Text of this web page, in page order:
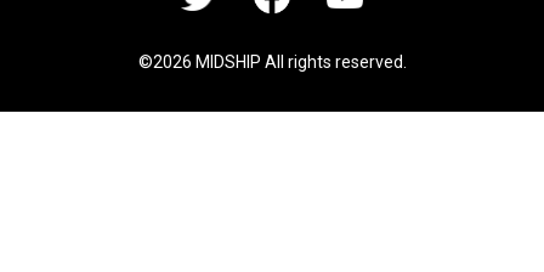
©2026 MIDSHIP All rights reserved.